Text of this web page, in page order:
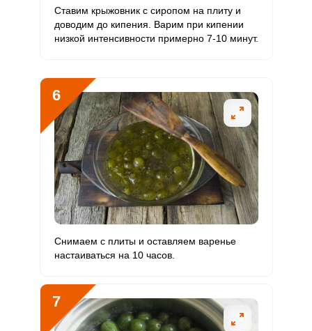
Ставим крыжовник с сиропом на плиту и
доводим до кипения. Варим при кипении
низкой интенсивности примерно 7-10 минут.
6
Снимаем с плиты и оставляем варенье
настаиваться на 10 часов.
7